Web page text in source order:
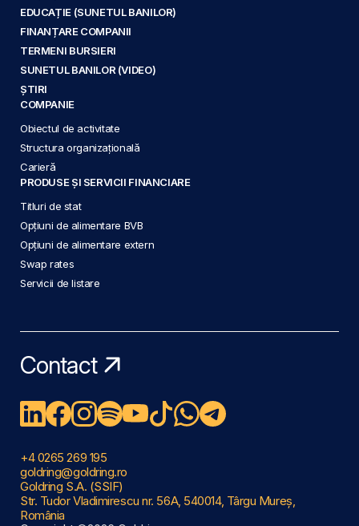
EDUCAȚIE (SUNETUL BANILOR)
FINANȚARE COMPANII
TERMENI BURSIERI
SUNETUL BANILOR (VIDEO)
ȘTIRI
COMPANIE
Obiectul de activitate
Structura organizațională
Carieră
PRODUSE ȘI SERVICII FINANCIARE
Titluri de stat
Opțiuni de alimentare BVB
Opțiuni de alimentare extern
Swap rates
Servicii de listare
Contact
+4 0265 269 195
goldring@goldring.ro
Goldring S.A. (SSIF)
Str. Tudor Vladimirescu nr. 56A, 540014, Târgu Mureș,
România